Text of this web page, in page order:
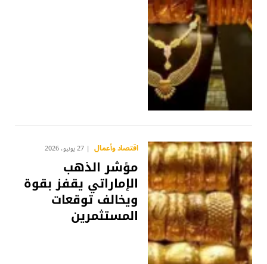
اقتصاد وأعمال 27 يونيو، 2026
مؤشر الذهب
الإماراتي يقفز بقوة
ويخالف توقعات
المستثمرين